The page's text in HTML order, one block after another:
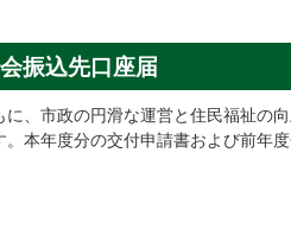
振込先口座届
、市政の円滑な運営と住民福祉の
本年度分の交付申請書および前年